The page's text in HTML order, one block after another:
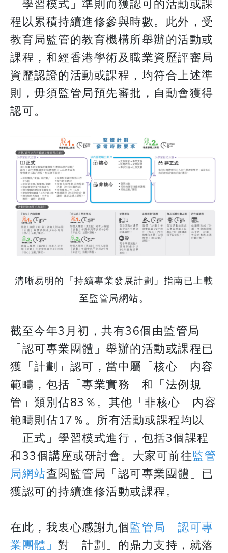
「學習模式」準則而獲認可的活動或課
程以累積持續進修參與時數。此外，受
教育局監管的教育機構所舉辦的活動或
課程，和經香港學術及職業資歷評審局
資歷認證的活動或課程，均符合上述準
則，毋須監管局預先審批，自動會獲得
認可。
清晰易明的「持續專業發展計劃」指南已上載
至監管局網站。
截至今年3月初，共有36個由監管局
「認可專業團體」舉辦的活動或課程已
獲「計劃」認可，當中屬「核心」内容
範疇，包括「專業實務」和「法例規
管」類別佔83％。其他「非核心」内容
範疇則佔17％。所有活動或課程均以
「正式」學習模式進行，包括3個課程
和33個講座或研討會。大家可前往監管
局網站查閱監管局「認可專業團體」已
獲認可的持續進修活動或課程。
在此，我衷心感謝九個監管局「認可專
業團體」 對「計劃」的鼎力支持，就落